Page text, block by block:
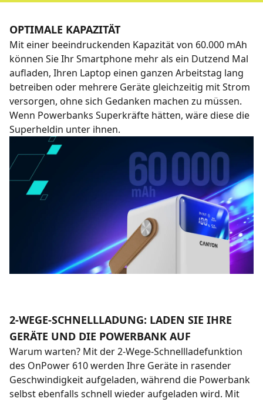
OPTIMALE KAPAZITÄT
Mit einer beeindruckenden Kapazität von 60.000 mAh
können Sie Ihr Smartphone mehr als ein Dutzend Mal
aufladen, Ihren Laptop einen ganzen Arbeitstag lang
betreiben oder mehrere Geräte gleichzeitig mit Strom
versorgen, ohne sich Gedanken machen zu müssen.
Wenn Powerbanks Superkräfte hätten, wäre diese die
Superheldin unter ihnen.
2-WEGE-SCHNELLLADUNG: LADEN SIE IHRE
GERÄTE UND DIE POWERBANK AUF
Warum warten? Mit der 2-Wege-Schnellladefunktion
des OnPower 610 werden Ihre Geräte in rasender
Geschwindigkeit aufgeladen, während die Powerbank
selbst ebenfalls schnell wieder aufgeladen wird. Mit